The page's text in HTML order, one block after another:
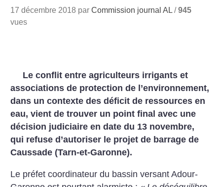
17 décembre 2018 parCommission journal AL /945
vues
Le conflit entre agriculteurs irrigants et
associations de protection de l’environnement,
dans un contexte des déficit de ressources en
eau, vient de trouver un point final avec une
décision judiciaire en date du 13 novembre,
qui refuse d’autoriser le projet de barrage de
Caussade (Tarn-et-Garonne).
Le préfet coordinateur du bassin versant Adour-